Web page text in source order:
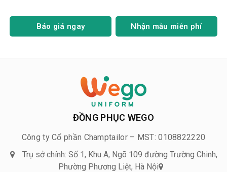
Báo giá ngay Nhận mẫu miễn phí
ĐỒNG PHỤC WEGO
Công ty Cổ phần Champtailor – MST: 0108822220
Trụ sở chính: Số 1, Khu A, Ngõ 109 đường Trường Chinh,
Phường Phương Liệt, Hà Nội